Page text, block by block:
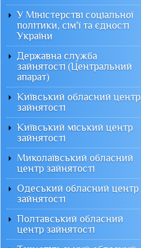
У Міністерстві соціальної
політики, сім'ї та єдності
України
Державна служба
зайнятості (Центральний
апарат)
Київський обласний центр
зайнятості
Київський міський центр
зайнятості
Миколаївський обласний
центр зайнятості
Одеський обласний центр
зайнятості
Полтавський обласний
центр зайнятості